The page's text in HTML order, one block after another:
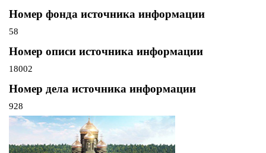
Номер фонда источника информации
58
Номер описи источника информации
18002
Номер дела источника информации
928